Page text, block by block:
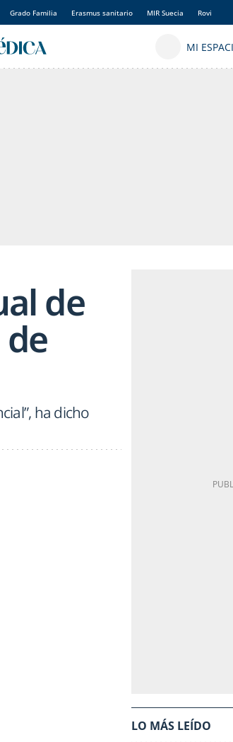
Grado Familia Erasmus sanitario MIR Suecia Rovi
de
ha dicho
LO MÁS LEÍDO